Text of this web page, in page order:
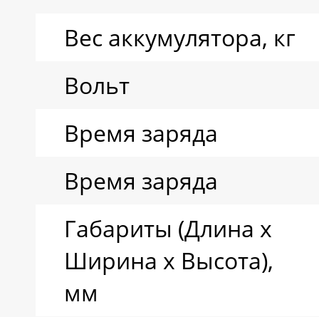
Вес аккумулятора, кг
Вольт
Время заряда
Время заряда
Габариты (Длина х
Ширина х Высота),
мм